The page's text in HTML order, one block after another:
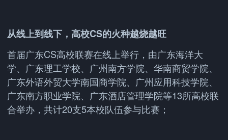
从线上到线下，高校CS的火种越烧越旺
首届广东CS高校联赛在线上举行，由广东海洋大
学、广东理工学校、广州南方学院、华南商贸学院、
广东外语外贸大学南国商学院、广州应用科技学院、
广东南方职业学院、广东酒店管理学院等13所高校联
合举办，共计20支5本校队伍参与比赛；